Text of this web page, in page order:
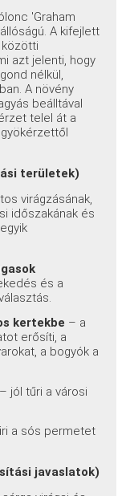
'Graham
A kifejlett
közötti
azt jelenti, hogy
nélkül,
A növény
beálltával
telel át a
területek)
virágzásának,
időszakának és
és a
kertekbe – a
erősíti, a
a bogyók a
– jól tűri a városi
a sós permetet
javaslatok)